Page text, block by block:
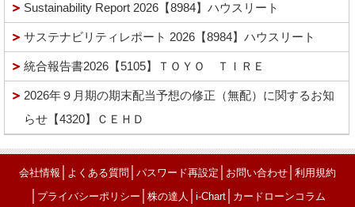
Sustainability Report 2026【8984】ハウスリート
サステナビリティレポート 2026【8984】ハウスリート
統合報告書2026【5105】ＴＯＹＯ ＴＩＲＥ
2026年９月期の期末配当予想の修正（無配）に関するお知
らせ【4320】ＣＥＨＤ
会社情報 よくある質問 パスワード再設定 お問い合わせ 利用規約
プライバシーポリシー 株の達人 i-Chart│ カードローンコラム